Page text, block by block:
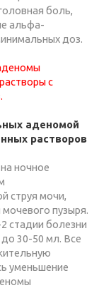
боль,
aльфа-
доз.
с
аденомой
растворов
ночное
струя мочи,
пузыря.
стадии болезни
до 30-50 мл. Все
уменьшение